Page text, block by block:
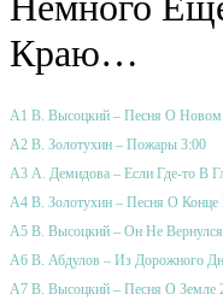
Краю…
A1 В. Высоцкий – Песня О Новом
A2 В. Золотухин – Пожары 3:00
A3 А. Демидова – Если Где-то В
A4 В. Золотухин – Песня О
A5 В. Высоцкий – Он Не
A6 В. Абдулов – Из Дорожного
A7 В. Высоцкий – Песня О Земле